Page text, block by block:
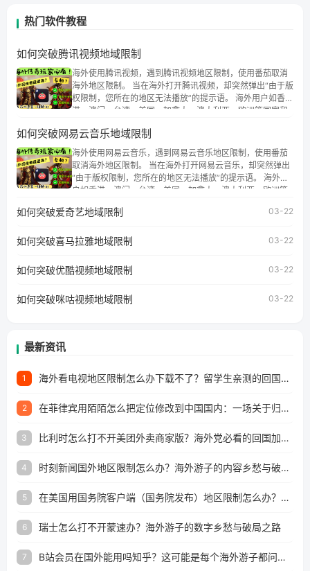
热门软件教程
如何突破腾讯视频地域限制
海外使用腾讯视频，遇到腾讯视频地区限制，使用番茄取消
海外地区限制。 当在海外打开腾讯视频，却突然弹出“由于版
权限制，您所在的地区无法播放”的提示语。 海外用户如香
港、澳门、台湾、美国、加拿大、澳大利亚、欧洲等国家和
权限制问题，且仅能在中国大陆地区播放。 遇到这个问题的
朋友们，使用番茄回国加速器，即可解决「海外用户收听腾
讯视频地区版权限制」的问题，无论人在香港、澳门、台
湾、美国、加拿大、澳大利亚、欧洲等国家和地区工作、留
学、定居等，都可以使用，不再因地区和版权限制所困扰。
如何突破网易云音乐地域限制
海外使用网易云音乐，遇到网易云音乐地区限制，使用番茄
取消海外地区限制。 当在海外打开网易云音乐，却突然弹出
“由于版权限制，您所在的地区无法播放”的提示语。 海外用
户如香港、澳门、台湾、美国、加拿大、澳大利亚、欧洲等
地区及版权限制问题，且仅能在中国大陆地区播放。 遇到这
户收听网易云音乐地区版权限制」的问题，无论人在香港、
工作、留学、定居等，都可以使用，不再因地区和版权限制
所困扰。
如何突破爱奇艺地域限制 03-22
如何突破喜马拉雅地域限制 03-22
如何突破优酷视频地域限制 03-22
如何突破咪咕视频地域限制 03-22
最新资讯
1 海外看电视地区限制怎么办下载不了？留学生亲测的回国加速方案（附2026世界杯观赛技巧）
2 在菲律宾用陌陌怎么把定位修改到中国国内：一场关于归属感与连接的探索
3 比利时怎么打不开美团外卖商家版？海外党必看的回国加速全攻略
4 时刻新闻国外地区限制怎么办？海外游子的内容乡愁与破局之路
5 在美国用国务院客户端（国务院发布）地区限制怎么办？3步解决海外看国内内容难题
6 瑞士怎么打不开蒙速办？海外游子的数字乡愁与破局之路
7 B站会员在国外能用吗知乎？这可能是每个海外游子都问过的问题